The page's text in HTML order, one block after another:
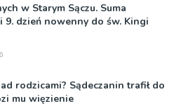
w Starym Sączu. Suma
9. dzień nowenny do św. Kingi
rodzicami? Sądeczanin trafił do
mu więzienie